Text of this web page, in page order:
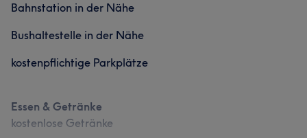
Bahnstation in der Nähe
Bushaltestelle in der Nähe
kostenpflichtige Parkplätze
Essen & Getränke
kostenlose Getränke